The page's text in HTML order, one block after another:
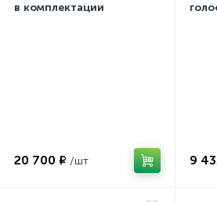
в комплектации
20 700 ₽ 9